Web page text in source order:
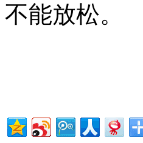
不能放松。